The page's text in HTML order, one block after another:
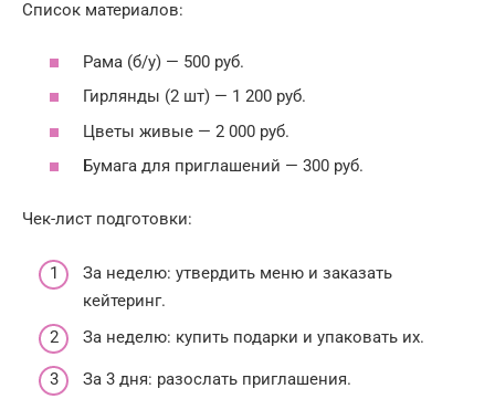
Список материалов:
Рама (б/у) — 500 руб.
Гирлянды (2 шт) — 1 200 руб.
Цветы живые — 2 000 руб.
Бумага для приглашений — 300 руб.
Чек-лист подготовки:
За неделю: утвердить меню и заказать
кейтеринг.
За неделю: купить подарки и упаковать их.
За 3 дня: разослать приглашения.